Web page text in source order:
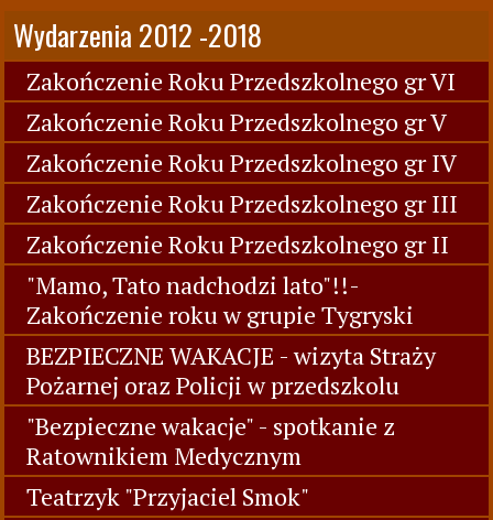
Wydarzenia 2012 -2018
Zakończenie Roku Przedszkolnego gr VI
Zakończenie Roku Przedszkolnego gr V
Zakończenie Roku Przedszkolnego gr IV
Zakończenie Roku Przedszkolnego gr III
Zakończenie Roku Przedszkolnego gr II
"Mamo, Tato nadchodzi lato"!!-
Zakończenie roku w grupie Tygryski
BEZPIECZNE WAKACJE - wizyta Straży
Pożarnej oraz Policji w przedszkolu
"Bezpieczne wakacje" - spotkanie z
Ratownikiem Medycznym
Teatrzyk "Przyjaciel Smok"